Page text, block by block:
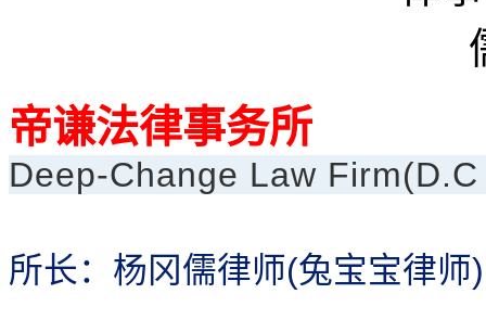
帝谦法律事务所
Deep-Change Law
所长：杨冈儒律师(兔宝宝律师)